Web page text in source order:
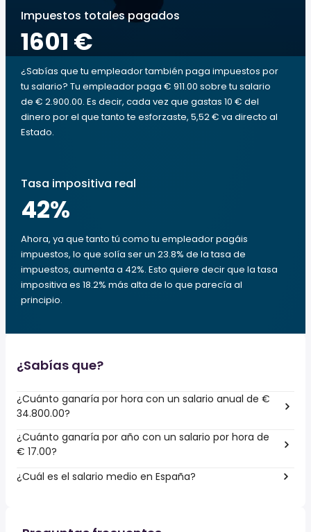
Impuestos totales pagados
1601 €
¿Sabías que tu empleador también paga impuestos por
tu salario? Tu empleador paga € 911.00 sobre tu salario
de € 2.900.00. Es decir, cada vez que gastas 10 € del
dinero por el que tanto te esforzaste, 5,52 € va directo al
Estado.
Tasa impositiva real
42%
Ahora, ya que tanto tú como tu empleador pagáis
impuestos, lo que solía ser un 23.8% de la tasa de
impuestos, aumenta a 42%. Esto quiere decir que la tasa
impositiva es 18.2% más alta de lo que parecía al
principio.
¿Sabías que?
¿Cuánto ganaría por hora con un salario anual de €
34.800.00?
¿Cuánto ganaría por año con un salario por hora de
€ 17.00?
¿Cuál es el salario medio en España?